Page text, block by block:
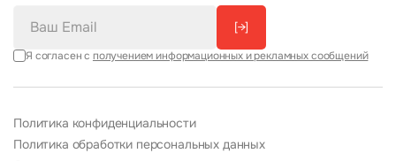
[→]
Я согласен с получением информационных и рекламных сообщений
Политика конфиденциальности
Политика обработки персональных данных